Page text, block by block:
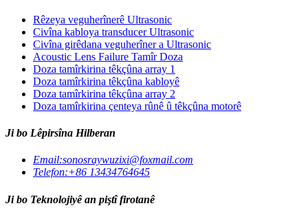
Rêzeya veguherînerê Ultrasonic
Civîna kabloya transducer Ultrasonic
Civîna girêdana veguherîner a Ultrasonic
Acoustic Lens Failure Tamîr Doza
Doza tamîrkirina têkçûna array 1
Doza tamîrkirina têkçûna kabloyê
Doza tamîrkirina têkçûna array 2
Doza tamîrkirina çenteya rûnê û têkçûna motorê
Ji bo Lêpirsîna Hilberan
Email:sonosraywuzixi@foxmail.com
Telefon:+86 13434764645
Ji bo Teknolojiyê an piştî firotanê